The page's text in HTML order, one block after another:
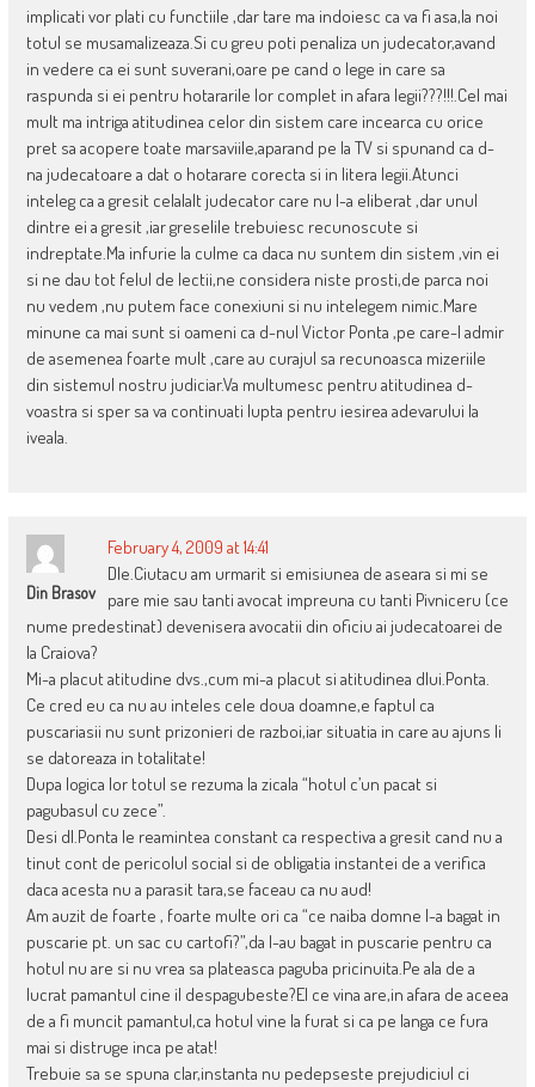
implicati vor plati cu functiile ,dar tare ma indoiesc ca va fi asa,la noi
totul se musamalizeaza.Si cu greu poti penaliza un judecator,avand
in vedere ca ei sunt suverani,oare pe cand o lege in care sa
raspunda si ei pentru hotararile lor complet in afara legii???!!!.Cel mai
mult ma intriga atitudinea celor din sistem care incearca cu orice
pret sa acopere toate marsaviile,aparand pe la TV si spunand ca d-
na judecatoare a dat o hotarare corecta si in litera legii.Atunci
inteleg ca a gresit celalalt judecator care nu l-a eliberat ,dar unul
dintre ei a gresit ,iar greselile trebuiesc recunoscute si
indreptate.Ma infurie la culme ca daca nu suntem din sistem ,vin ei
si ne dau tot felul de lectii,ne considera niste prosti,de parca noi
nu vedem ,nu putem face conexiuni si nu intelegem nimic.Mare
minune ca mai sunt si oameni ca d-nul Victor Ponta ,pe care-l admir
de asemenea foarte mult ,care au curajul sa recunoasca mizeriile
din sistemul nostru judiciar.Va multumesc pentru atitudinea d-
voastra si sper sa va continuati lupta pentru iesirea adevarului la
iveala.
Din Brasov
February 4, 2009 at 14:41
Dle.Ciutacu am urmarit si emisiunea de aseara si mi se
pare mie sau tanti avocat impreuna cu tanti Pivniceru (ce
nume predestinat) devenisera avocatii din oficiu ai judecatoarei de
la Craiova?
Mi-a placut atitudine dvs.,cum mi-a placut si atitudinea dlui.Ponta.
Ce cred eu ca nu au inteles cele doua doamne,e faptul ca
puscariasii nu sunt prizonieri de razboi,iar situatia in care au ajuns li
se datoreaza in totalitate!
Dupa logica lor totul se rezuma la zicala “hotul c’un pacat si
pagubasul cu zece”.
Desi dl.Ponta le reamintea constant ca respectiva a gresit cand nu a
tinut cont de pericolul social si de obligatia instantei de a verifica
daca acesta nu a parasit tara,se faceau ca nu aud!
Am auzit de foarte , foarte multe ori ca “ce naiba domne l-a bagat in
puscarie pt. un sac cu cartofi?”,da l-au bagat in puscarie pentru ca
hotul nu are si nu vrea sa plateasca paguba pricinuita.Pe ala de a
lucrat pamantul cine il despagubeste?El ce vina are,in afara de aceea
de a fi muncit pamantul,ca hotul vine la furat si ca pe langa ce fura
mai si distruge inca pe atat!
Trebuie sa se spuna clar,instanta nu pedepseste prejudiciul ci